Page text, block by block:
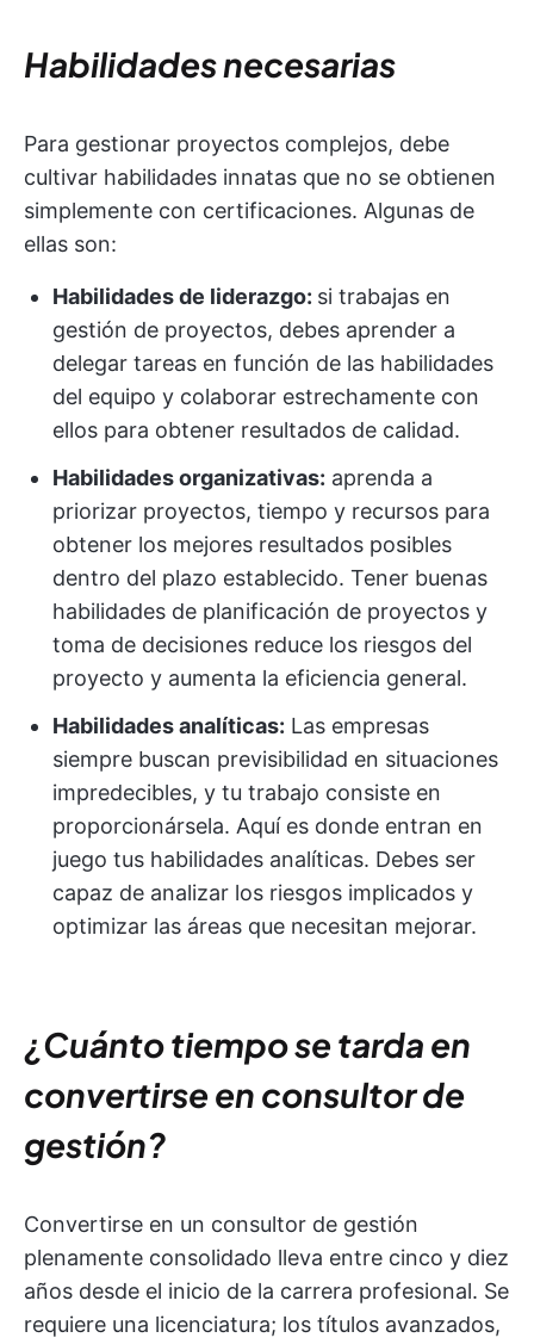
Habilidades necesarias
Para gestionar proyectos complejos, debe
cultivar habilidades innatas que no se obtienen
simplemente con certificaciones. Algunas de
ellas son:
Habilidades de liderazgo: si trabajas en
gestión de proyectos, debes aprender a
delegar tareas en función de las habilidades
del equipo y colaborar estrechamente con
ellos para obtener resultados de calidad.
Habilidades organizativas: aprenda a
priorizar proyectos, tiempo y recursos para
obtener los mejores resultados posibles
dentro del plazo establecido. Tener buenas
habilidades de planificación de proyectos y
toma de decisiones reduce los riesgos del
proyecto y aumenta la eficiencia general.
Habilidades analíticas: Las empresas
siempre buscan previsibilidad en situaciones
impredecibles, y tu trabajo consiste en
proporcionársela. Aquí es donde entran en
juego tus habilidades analíticas. Debes ser
capaz de analizar los riesgos implicados y
optimizar las áreas que necesitan mejorar.
¿Cuánto tiempo se tarda en
convertirse en consultor de
gestión?
Convertirse en un consultor de gestión
plenamente consolidado lleva entre cinco y diez
años desde el inicio de la carrera profesional. Se
requiere una licenciatura; los títulos avanzados,